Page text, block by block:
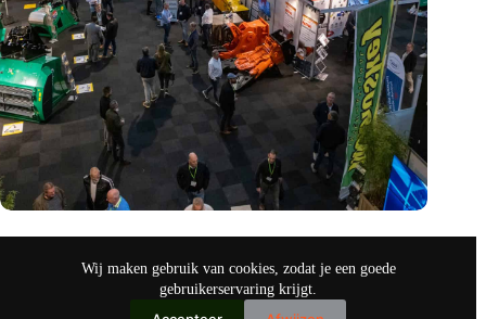
Wij maken gebruik van cookies, zodat je een goede
gebruikerservaring krijgt.
legt accent op de rol van AI
nov 9, 2024